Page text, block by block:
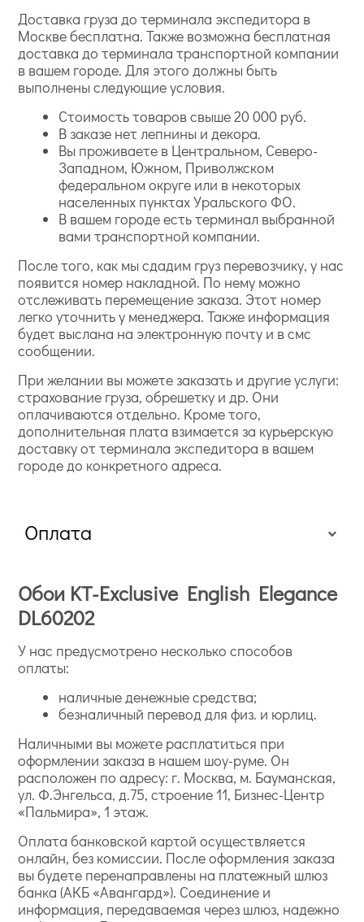
Доставка груза до терминала экспедитора в
Москве бесплатна. Также возможна бесплатная
доставка до терминала транспортной компании
в вашем городе. Для этого должны быть
выполнены следующие условия.
Стоимость товаров свыше 20 000 руб.
В заказе нет лепнины и декора.
Вы проживаете в Центральном, Северо-
Западном, Южном, Приволжском
федеральном округе или в некоторых
населенных пунктах Уральского ФО.
В вашем городе есть терминал выбранной
вами транспортной компании.
После того, как мы сдадим груз перевозчику, у нас
появится номер накладной. По нему можно
отслеживать перемещение заказа. Этот номер
легко уточнить у менеджера. Также информация
будет выслана на электронную почту и в смс
сообщении.
При желании вы можете заказать и другие услуги:
страхование груза, обрешетку и др. Они
оплачиваются отдельно. Кроме того,
дополнительная плата взимается за курьерскую
доставку от терминала экспедитора в вашем
городе до конкретного адреса.
Оплата
Обои KT-Exclusive English Elegance
DL60202
У нас предусмотрено несколько способов
оплаты:
наличные денежные средства;
безналичный перевод для физ. и юрлиц.
Наличными вы можете расплатиться при
оформлении заказа в нашем шоу-руме. Он
расположен по адресу: г. Москва, м. Бауманская,
ул. Ф.Энгельса, д.75, строение 11, Бизнес-Центр
«Пальмира», 1 этаж.
Оплата банковской картой осуществляется
онлайн, без комиссии. После оформления заказа
вы будете перенаправлены на платежный шлюз
банка (АКБ «Авангард»). Соединение и
информация, передаваемая через шлюз, надежно